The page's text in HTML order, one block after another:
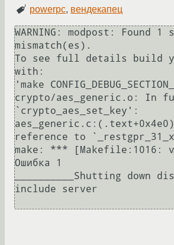
powerpc, вендекапец
WARNING: modpost: Found 1
mismatch(es).
To see full details build
with:
'make
crypto/aes_generic.o: In
`crypto_aes_set_key':
reference to
make: *** [Makefile:1016:
Ошибка 1
__________Shutting down
include server